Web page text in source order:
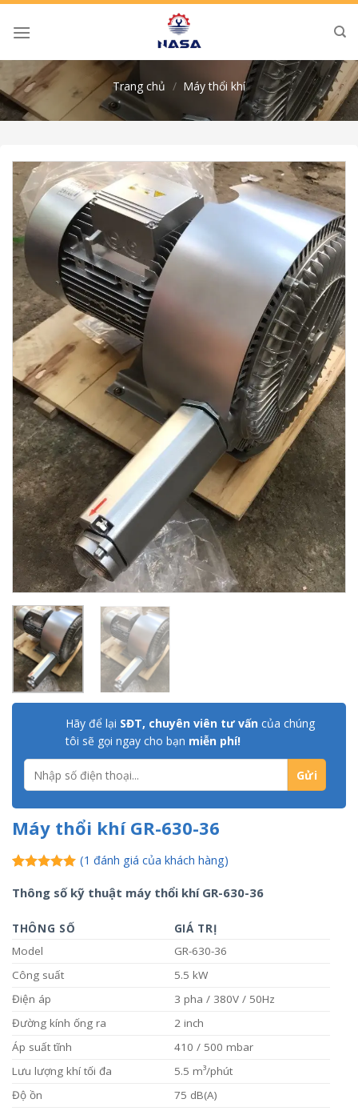
Skip
Trang chủ / Máy thổi khí
Hãy để lại SĐT, chuyên viên tư vấn của chúng
tôi sẽ gọi ngay cho bạn miễn phí!
Máy thổi khí GR-630-36
dựa trên
(1 đánh giá của khách hàng)
Thông số kỹ thuật máy thổi khí GR-630-36
THÔNG SỐ
GIÁ TRỊ
Model
GR-630-36
Công suất
5.5 kW
Điện áp
3 pha / 380V / 50Hz
Đường kính ống ra
2 inch
Áp suất tĩnh
410 / 500 mbar
Lưu lượng khí tối đa
5.5 m³/phút
Độ ồn
75 dB(A)